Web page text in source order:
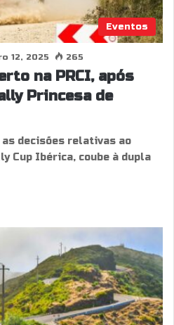
Eventos
12, 2025 265
na PRCI, após
Princesa de
as decisões relativas ao
Cup Ibérica, coube à dupla